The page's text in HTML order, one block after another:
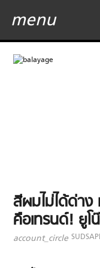
menu
สีผมไม่ได้ด่าง
คือเทรนด์! ยูโ
account_circle